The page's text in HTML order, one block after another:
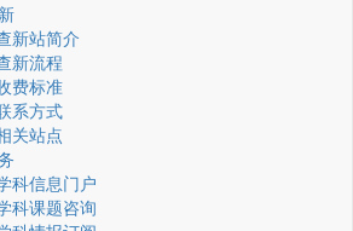
新站简介
新流程
费标准
系方式
关站点
科信息门户
科课题咨询